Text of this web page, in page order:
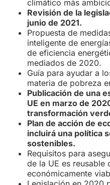
climático más
Revisión de la
junio de 2021.
Propuesta de
inteligente de
de eficiencia
mediados de 2020.
Guía para ayudar a
materia de pobreza
Publicación de una
UE en marzo de
transformación
Plan de acción de
incluirá una política
sostenibles.
Requisitos para
de la UE es reusable
económicamente